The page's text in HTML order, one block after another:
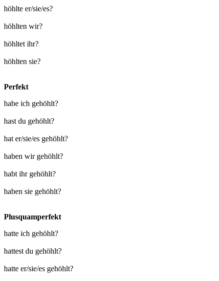
höhlte er/sie/es?
höhlten wir?
höhltet ihr?
höhlten sie?
Perfekt
habe ich gehöhlt?
hast du gehöhlt?
hat er/sie/es gehöhlt?
haben wir gehöhlt?
habt ihr gehöhlt?
haben sie gehöhlt?
Plusquamperfekt
hatte ich gehöhlt?
hattest du gehöhlt?
hatte er/sie/es gehöhlt?